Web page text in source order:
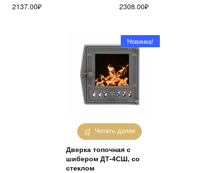
2137.00₽
2308.00₽
Читать далее
Новинка!
Дверка топочная с
шибером ДТ-4СШ, со
стеклом